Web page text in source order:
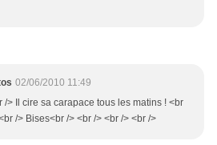
02/06/2010 11:49
/> Il cire sa carapace tous les matins ! <br
/> Bises<br /> <br /> <br /> <br />